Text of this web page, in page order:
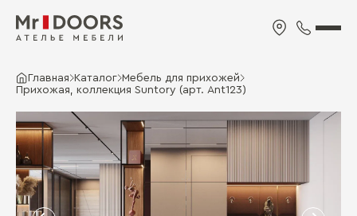
Главная Каталог Мебель для прихожей
Прихожая, коллекция Suntory (арт. Ant123)